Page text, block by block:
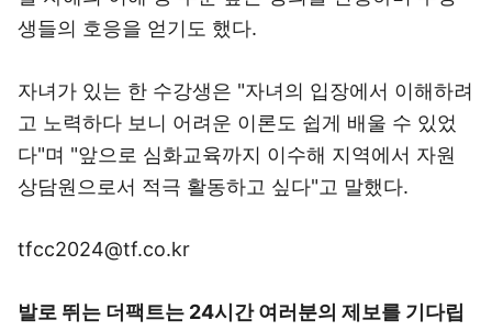
생들의 호응을 얻기도 했다.
자녀가 있는 한 수강생은 "자녀의 입장에서 이해하려
고 노력하다 보니 어려운 이론도 쉽게 배울 수 있었
다"며 "앞으로 심화교육까지 이수해 지역에서 자원
상담원으로서 적극 활동하고 싶다"고 말했다.
tfcc2024@tf.co.kr
발로 뛰는 더팩트는 24시간 여러분의 제보를 기다립